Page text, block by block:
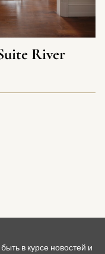
River
в курсе новостей и